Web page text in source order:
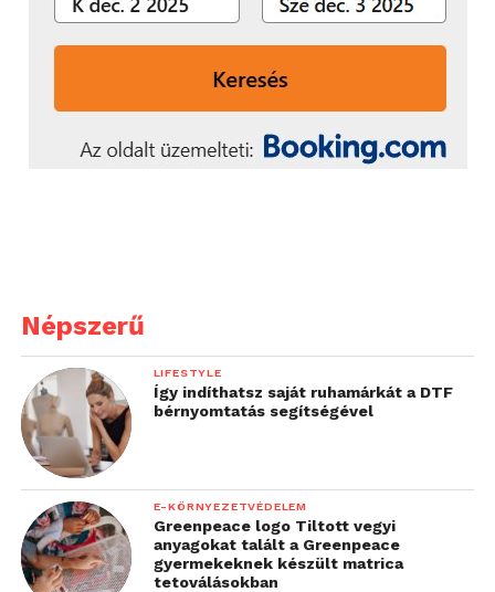
Népszerű
LIFESTYLE
Így indíthatsz saját ruhamárkát a DTF
bérnyomtatás segítségével
E-KÖRNYEZETVÉDELEM
Greenpeace logo Tiltott vegyi
anyagokat talált a Greenpeace
gyermekeknek készült matrica
tetoválásokban